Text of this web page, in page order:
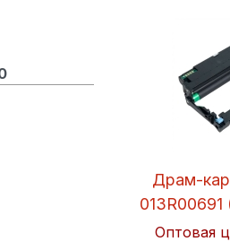
Драм-
013R00691
Оптовая